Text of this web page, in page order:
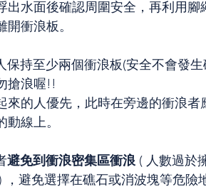
出水面後確認周圍安全，再利用
衝浪板。
保持至少兩個衝浪板(安全不會發
搶浪喔!!
來的人優先，此時在旁邊的衝浪
線上。
避免到衝浪密集區衝浪 ( 人數過於
避免選擇在礁石或消波塊等危險